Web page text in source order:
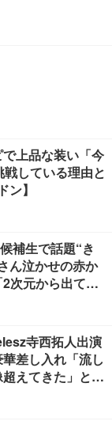
上品な装い「今
している理由と
ン】
補生で話題“き
ん泣かせの赤か
次元から出てき
寺西拓人出演
差し入れ「流し
えてきた」と絶